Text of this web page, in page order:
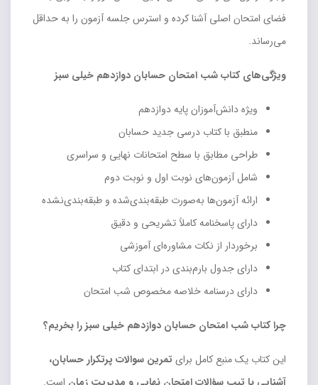
فضای امتحان اصلی آشنا کرده و استرس جلسه آزمون را به حداقل
می‌رساند.
ویژگی‌های کتاب شب امتحان حسابان دوازدهم خیلی سبز
ویژه دانش‌آموزان پایه دوازدهم
منطبق با کتاب درسی جدید حسابان
طراحی مطابق با سطح امتحانات نهایی و سراسری
شامل آزمون‌های نوبت اول و نوبت دوم
ارائه آزمون‌ها به‌صورت طبقه‌بندی‌شده و طبقه‌بندی‌نشده
دارای پاسخنامه کاملاً تشریحی و دقیق
برخوردار از نکات مشاوره‌ای آموزشی
دارای جدول بارم‌بندی در ابتدای کتاب
دارای درسنامه خلاصه مخصوص شب امتحان
چرا کتاب شب امتحان حسابان دوازدهم خیلی سبز را بخریم؟
این کتاب یک منبع کامل برای تمرین سوالات پرتکرار حسابان،